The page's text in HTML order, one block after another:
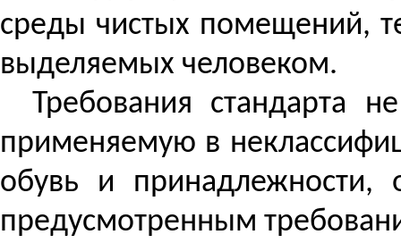
среды чистых помещений,
выделяемых человеком.
Требования стандарта
применяемую в
обувь и принадлежности,
предусмотренным